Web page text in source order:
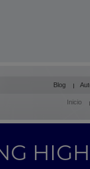
Blog
Inicio